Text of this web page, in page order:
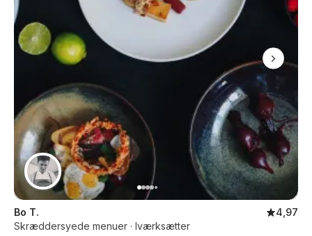
Bo T.
4,97
Skræddersyede menuer · Iværksætter